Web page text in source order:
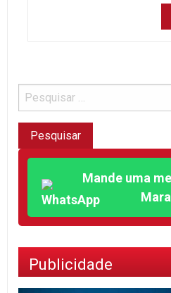
Mande uma
Publicidade